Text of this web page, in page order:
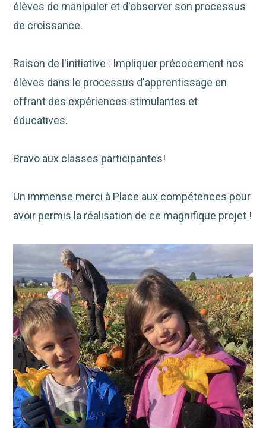
élèves de manipuler et d'observer son processus
de croissance.
Raison de l'initiative : Impliquer précocement nos
élèves dans le processus d'apprentissage en
offrant des expériences stimulantes et
éducatives.
Bravo aux classes participantes!
Un immense merci à Place aux compétences pour
avoir permis la réalisation de ce magnifique projet !